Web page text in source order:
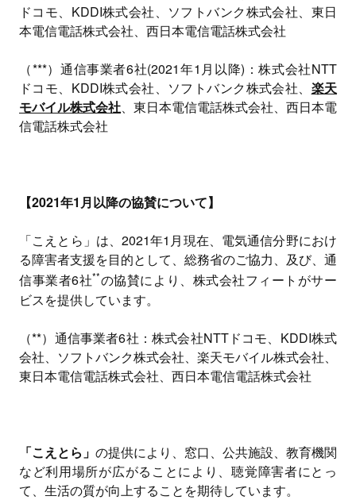
ドコモ、KDDI株式会社、ソフトバンク株式会社、東日
本電信電話株式会社、西日本電信電話株式会社
（***）通信事業者6社(2021年1月以降)：株式会社NTT
ドコモ、KDDI株式会社、ソフトバンク株式会社、 楽天
モバイル株式会社、東日本電信電話株式会社、西日本電
信電話株式会社
【2021年1月以降の協賛について】
「こえとら」は、2021年1月現在、電気通信分野におけ
る障害者支援を目的として、総務省のご協力、及び、通
信事業者6社**の協賛により、株式会社フィートがサー
ビスを提供しています。
（**）通信事業者6社：株式会社NTTドコモ、KDDI株式
会社、ソフトバンク株式会社、楽天モバイル株式会社、
東日本電信電話株式会社、西日本電信電話株式会社
「こえとら」 の提供により、窓口、公共施設、教育機関
など利用場所が広がることにより、聴覚障害者にとっ
て、生活の質が向上することを期待しています。